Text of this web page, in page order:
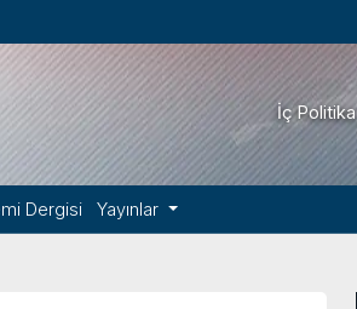
İç Politika
Dergisi Yayınlar